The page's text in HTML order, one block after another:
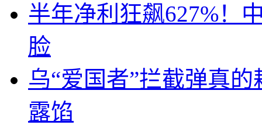
半年净利狂飙627%！
脸
乌“爱国者”拦截弹真
露馅